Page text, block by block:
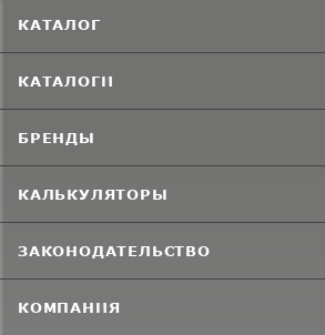
КАТАЛОГ
КАТАЛОГИ
БРЕНДЫ
КАЛЬКУЛЯТОРЫ
ЗАКОНОДАТЕЛЬСТВО
КОМПАНИЯ